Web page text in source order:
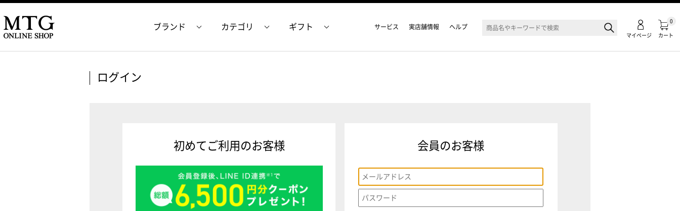
カート
0
マイページ
ブランド カテゴリ ギフト サービス 実店舗情報 ヘルプ
ログイン
初めてご利用のお客様 会員のお客様